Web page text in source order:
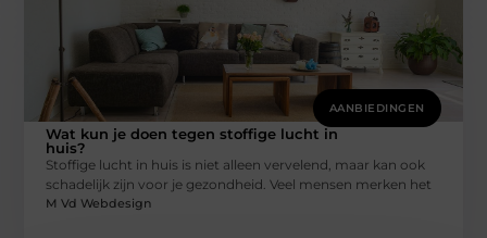
AANBIEDINGEN
Wat kun je doen tegen stoffige lucht in
huis?
Stoffige lucht in huis is niet alleen vervelend, maar kan ook
schadelijk zijn voor je gezondheid. Veel mensen merken het
M Vd Webdesign